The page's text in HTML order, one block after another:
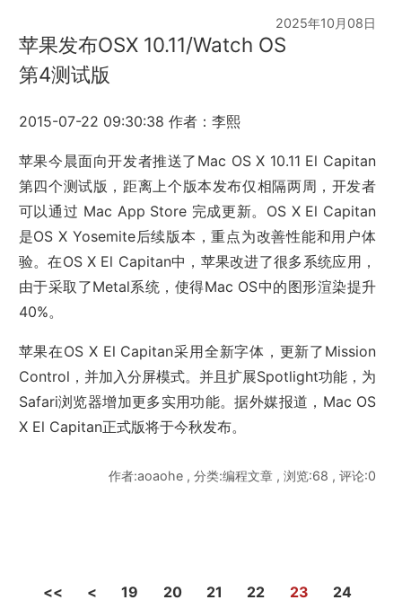
2025年10月08日
苹果发布OSX 10.11/Watch OS
第4测试版
2015-07-22 09:30:38 作者：李熙
苹果今晨面向开发者推送了Mac OS X 10.11 El Capitan
第四个测试版，距离上个版本发布仅相隔两周，开发者
可以通过 Mac App Store 完成更新。OS X El Capitan
是OS X Yosemite后续版本，重点为改善性能和用户体
验。在OS X El Capitan中，苹果改进了很多系统应用，
由于采取了Metal系统，使得Mac OS中的图形渲染提升
40%。
苹果在OS X El Capitan采用全新字体，更新了Mission
Control，并加入分屏模式。并且扩展Spotlight功能，为
Safari浏览器增加更多实用功能。据外媒报道，Mac OS
X El Capitan正式版将于今秋发布。
作者:aoaohe , 分类:编程文章 , 浏览:68 , 评论:0
<< < 19 20 21 22 23 24